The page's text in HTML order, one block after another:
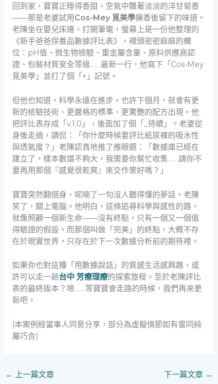
回到家，寶寶正睡得香甜，空氣中飄著淡淡的洋甘菊香
——那是老婆試用 Cos-Mey 覓美學擴香後留下的味道。
老陳坐在嬰兒床邊，打開筆電，螢幕上是一份他整理的
《新手爸爸保養品數據評比表》，裡頭密密麻麻的欄
位：pH值、微生物檢驗、重金屬含量、原料供應商認
證、包裝材質安全等級……最新一行，他寫下「Cos-Mey
覓美學」並打了個「+」記號。
但他也知道，科學永遠在進步。也許下個月，就會有更
新的檢驗技術、更嚴格的標準、更驚艷的配方出現。他
把評比表存成「v.1.0」，後面加了個「_待續」。老婆從
身後走過，調侃：「你什麼時候要評比紙尿褲的吸水性
與透氣度？」老陳認真地推了推眼鏡：「數據庫已經在
建立了，樣本數還不夠大，我需要你幫忙收集……請你不
要再用那個『感覺很乾爽』來交作業好嗎？」
寶寶突然翻個身，呢喃了一句沒人聽得懂的夢話。老陳
笑了，關上電腦。他明白，這條追尋科學與感性的路，
就像照顧一個新生命——沒有終點，只有一個又一個值
得驗證的假設。而那個叫做「完美」的終點，大概不存
在於現實世界，只存在於下一次數據分析前的期待裡。
如果你也對這種「用數據說話」的質感生活感興趣，或
許可以走一趟台中 芳療理療的探索旅程。至於老陳評比
表的最終版本？嗯……等寶寶會走路的時候，我們再來更
新吧。
(本案例經當事人同意分享，部分為虛擬情節如有雷同純
屬巧合)
← 上一篇文章 下一篇文章 →